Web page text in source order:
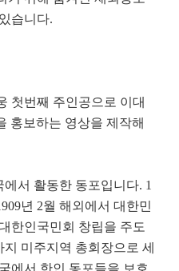
습니다.
첫번째 주인공으로 이대
홍보하는 영상을 제작해
서 활동한 동포입니다. 1
년 2월 해외에서 대한민
한인국민회 창립을 주도
지 미주지역 총회장으로 세